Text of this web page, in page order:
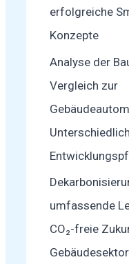
erfolgreiche
Konzepte
Analyse der
Vergleich zur
umfassende
CO₂-freie
Gebäudesektor